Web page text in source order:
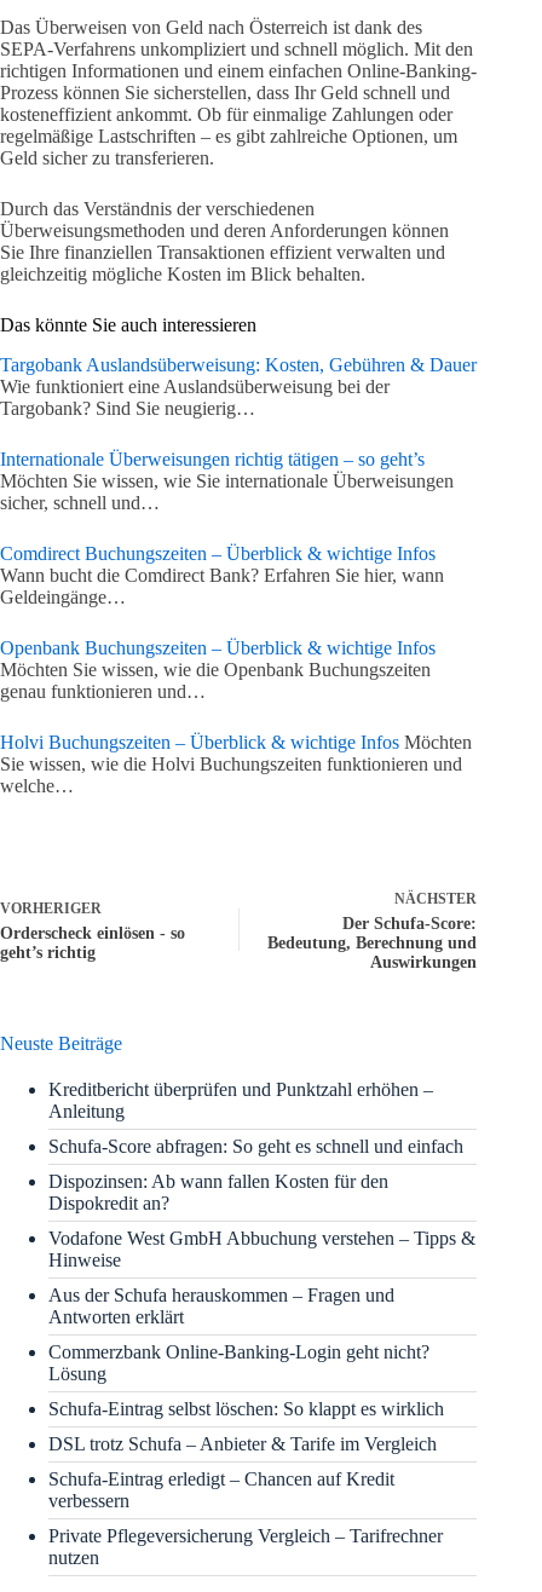
Das Überweisen von Geld nach Österreich ist dank des
SEPA-Verfahrens unkompliziert und schnell möglich. Mit den
richtigen Informationen und einem einfachen Online-Banking-
Prozess können Sie sicherstellen, dass Ihr Geld schnell und
kosteneffizient ankommt. Ob für einmalige Zahlungen oder
regelmäßige Lastschriften – es gibt zahlreiche Optionen, um
Geld sicher zu transferieren.
Durch das Verständnis der verschiedenen
Überweisungsmethoden und deren Anforderungen können
Sie Ihre finanziellen Transaktionen effizient verwalten und
gleichzeitig mögliche Kosten im Blick behalten.
Das könnte Sie auch interessieren
Targobank Auslandsüberweisung: Kosten, Gebühren & Dauer
Wie funktioniert eine Auslandsüberweisung bei der
Targobank? Sind Sie neugierig…
Internationale Überweisungen richtig tätigen – so geht’s
Möchten Sie wissen, wie Sie internationale Überweisungen
sicher, schnell und…
Comdirect Buchungszeiten – Überblick & wichtige Infos
Wann bucht die Comdirect Bank? Erfahren Sie hier, wann
Geldeingänge…
Openbank Buchungszeiten – Überblick & wichtige Infos
Möchten Sie wissen, wie die Openbank Buchungszeiten
genau funktionieren und…
Holvi Buchungszeiten – Überblick & wichtige Infos Möchten
Sie wissen, wie die Holvi Buchungszeiten funktionieren und
welche…
VORHERIGER
Orderscheck einlösen - so
geht’s richtig
NÄCHSTER
Der Schufa-Score:
Bedeutung, Berechnung und
Auswirkungen
Neuste Beiträge
Kreditbericht überprüfen und Punktzahl erhöhen –
Anleitung
Schufa-Score abfragen: So geht es schnell und einfach
Dispozinsen: Ab wann fallen Kosten für den
Dispokredit an?
Vodafone West GmbH Abbuchung verstehen – Tipps &
Hinweise
Aus der Schufa herauskommen – Fragen und
Antworten erklärt
Commerzbank Online-Banking-Login geht nicht?
Lösung
Schufa-Eintrag selbst löschen: So klappt es wirklich
DSL trotz Schufa – Anbieter & Tarife im Vergleich
Schufa-Eintrag erledigt – Chancen auf Kredit
verbessern
Private Pflegeversicherung Vergleich – Tarifrechner
nutzen